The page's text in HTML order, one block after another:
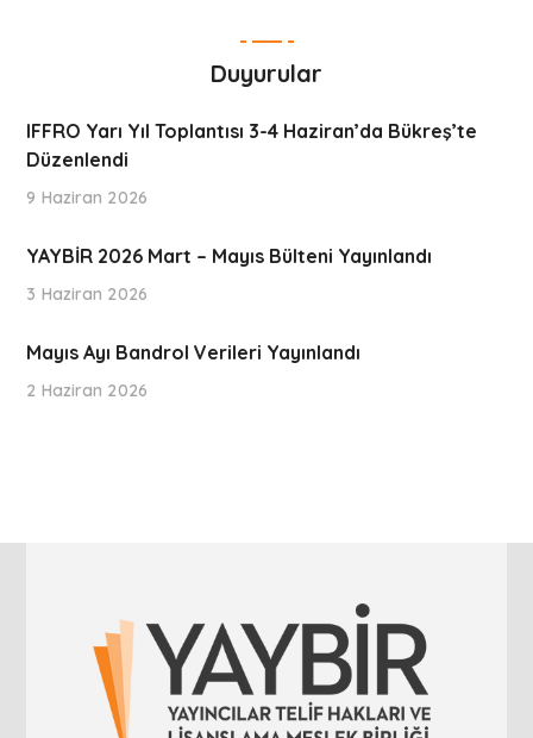
Duyurular
IFFRO Yarı Yıl Toplantısı 3-4 Haziran’da Bükreş’te
Düzenlendi
9 Haziran 2026
YAYBİR 2026 Mart – Mayıs Bülteni Yayınlandı
3 Haziran 2026
Mayıs Ayı Bandrol Verileri Yayınlandı
2 Haziran 2026